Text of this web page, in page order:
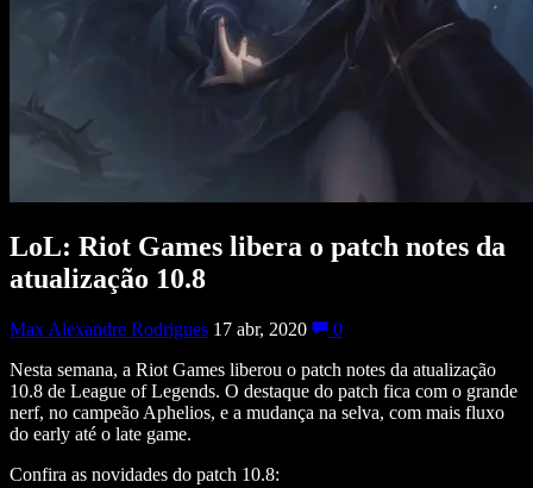
LoL: Riot Games libera o patch notes da
atualização 10.8
Max Alexandre Rodrigues 17 abr, 2020
0
Nesta semana, a Riot Games liberou o patch notes da atualização
10.8 de League of Legends. O destaque do patch fica com o grande
nerf, no campeão Aphelios, e a mudança na selva, com mais fluxo
do early até o late game.
Confira as novidades do patch 10.8: